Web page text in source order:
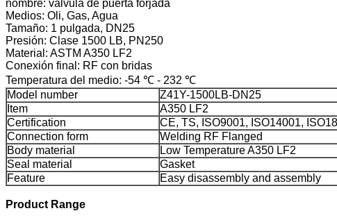
nombre: válvula de puerta forjada
Medios: Oli, Gas, Agua
Tamaño: 1 pulgada, DN25
Presión: Clase 1500 LB, PN250
Material: ASTM A350 LF2
Conexión final: RF con bridas
Temperatura del medio: -54 ℃ - 232 ℃
Model number
Z41Y-1500LB-DN25
Item
A350 LF2
Certification
CE, TS, ISO9001, ISO14001,
Connection form
Welding RF Flanged
Body material
Low Temperature A350 LF2
Seal material
Gasket
Feature
Easy disassembly and assembly
Product Range